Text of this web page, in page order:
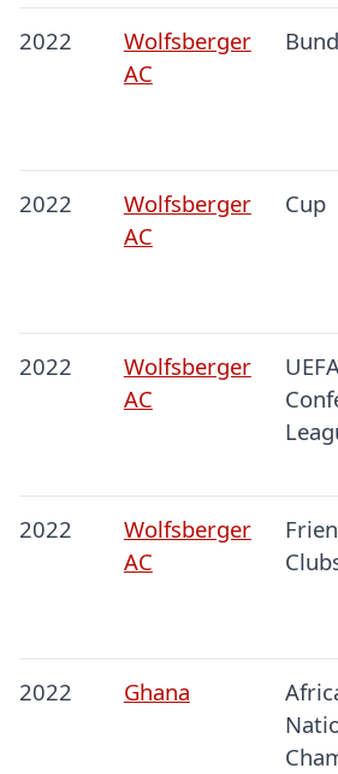
2022
Wolfsberger
AC
2022
Wolfsberger
AC
Cup
2022
Wolfsberger
AC
2022
Wolfsberger
AC
2022 Ghana